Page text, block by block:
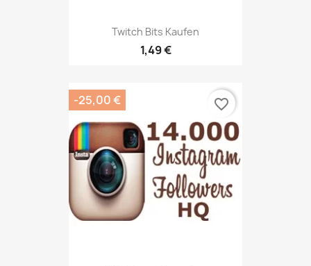
Twitch Bits Kaufen
1,49 €
-25,00 € favorite_border